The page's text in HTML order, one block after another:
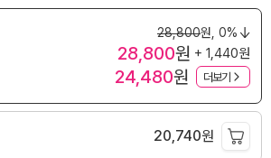
28,800원, 0%
28,800원 + 1,440원
24,480원 더보기
20,740원